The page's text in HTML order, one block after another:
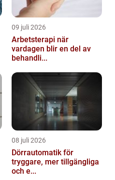
09 juli 2026
Arbetsterapi när
vardagen blir en del av
behandli...
08 juli 2026
Dörrautomatik för
tryggare, mer tillgängliga
och e...